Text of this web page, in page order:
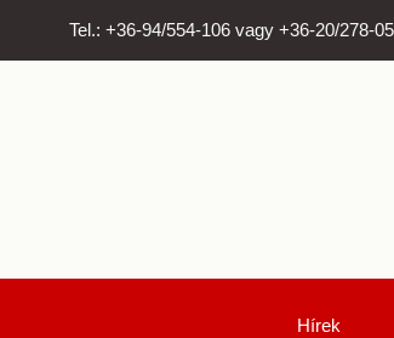
Tel.: +36-94/554-106 vagy +36-20/278-
Hírek